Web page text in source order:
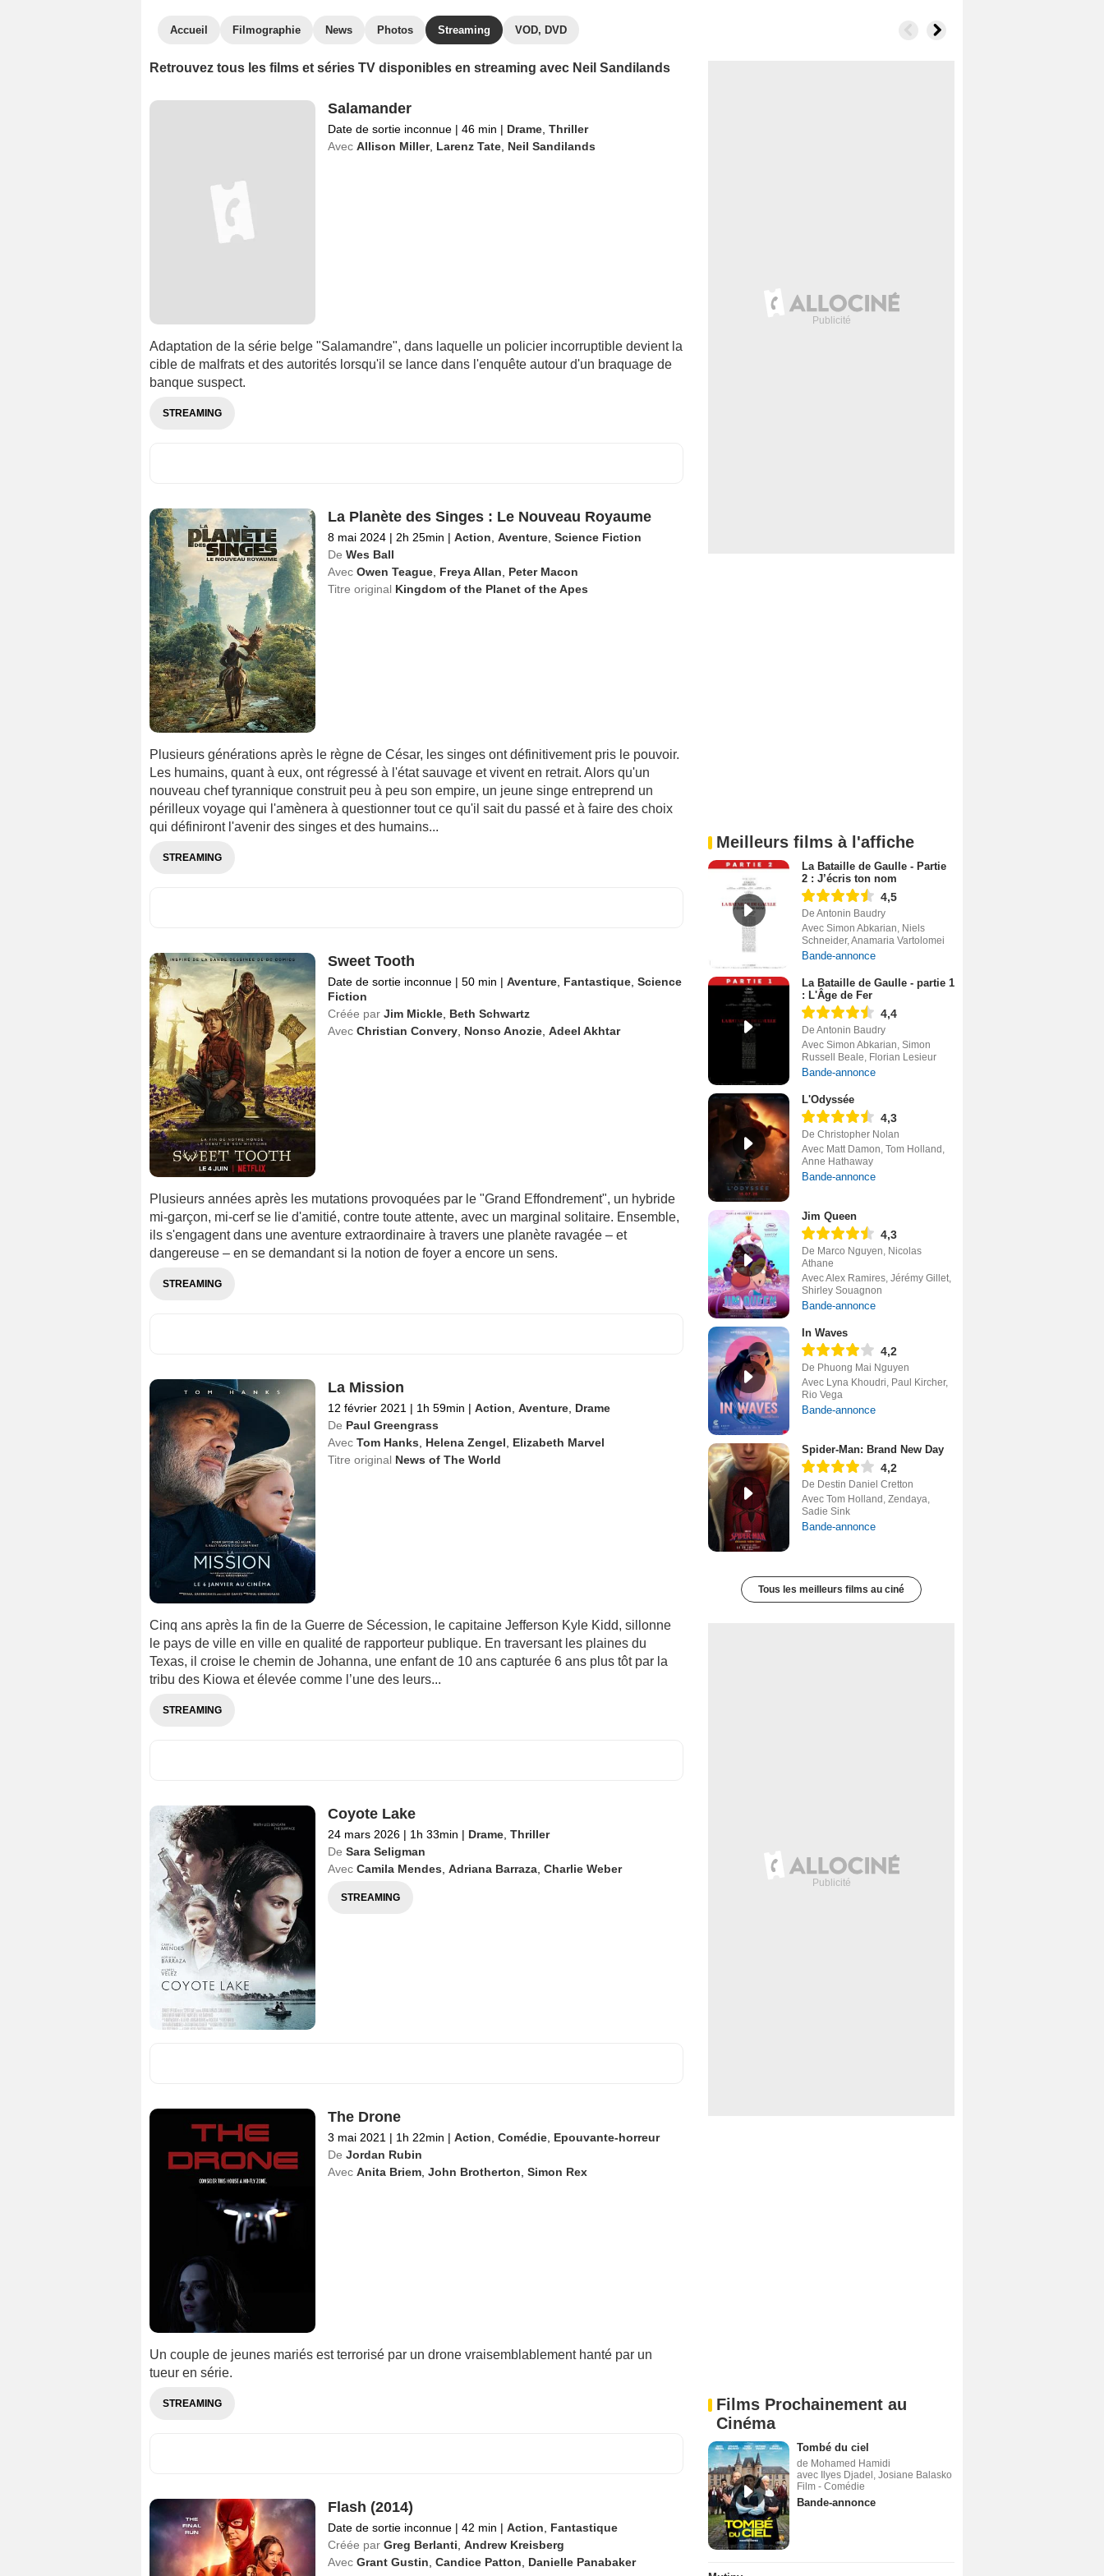
Accueil Filmographie News Photos Streaming VOD, DVD
Retrouvez tous les films et séries TV disponibles en streaming avec Neil Sandilands
Salamander
Date de sortie inconnue | 46 min | Drame, Thriller
Avec Allison Miller, Larenz Tate, Neil Sandilands
Adaptation de la série belge "Salamandre", dans laquelle un policier incorruptible devient la
cible de malfrats et des autorités lorsqu'il se lance dans l'enquête autour d'un braquage de
banque suspect.
STREAMING
La Planète des Singes : Le Nouveau Royaume
8 mai 2024 | 2h 25min | Action, Aventure, Science Fiction
De Wes Ball
Avec Owen Teague, Freya Allan, Peter Macon
Titre original Kingdom of the Planet of the Apes
Plusieurs générations après le règne de César, les singes ont définitivement pris le pouvoir.
Les humains, quant à eux, ont régressé à l'état sauvage et vivent en retrait. Alors qu'un
nouveau chef tyrannique construit peu à peu son empire, un jeune singe entreprend un
périlleux voyage qui l'amènera à questionner tout ce qu'il sait du passé et à faire des choix
qui définiront l'avenir des singes et des humains...
STREAMING
Sweet Tooth
Date de sortie inconnue | 50 min | Aventure, Fantastique, Science
Fiction
Créée par Jim Mickle, Beth Schwartz
Avec Christian Convery, Nonso Anozie, Adeel Akhtar
Plusieurs années après les mutations provoquées par le "Grand Effondrement", un hybride
mi-garçon, mi-cerf se lie d'amitié, contre toute attente, avec un marginal solitaire. Ensemble,
ils s'engagent dans une aventure extraordinaire à travers une planète ravagée – et
dangereuse – en se demandant si la notion de foyer a encore un sens.
STREAMING
La Mission
12 février 2021 | 1h 59min | Action, Aventure, Drame
De Paul Greengrass
Avec Tom Hanks, Helena Zengel, Elizabeth Marvel
Titre original News of The World
Cinq ans après la fin de la Guerre de Sécession, le capitaine Jefferson Kyle Kidd, sillonne
le pays de ville en ville en qualité de rapporteur publique. En traversant les plaines du
Texas, il croise le chemin de Johanna, une enfant de 10 ans capturée 6 ans plus tôt par la
tribu des Kiowa et élevée comme l’une des leurs...
STREAMING
Coyote Lake
24 mars 2026 | 1h 33min | Drame, Thriller
De Sara Seligman
Avec Camila Mendes, Adriana Barraza, Charlie Weber
STREAMING
The Drone
3 mai 2021 | 1h 22min | Action, Comédie, Epouvante-horreur
De Jordan Rubin
Avec Anita Briem, John Brotherton, Simon Rex
Un couple de jeunes mariés est terrorisé par un drone vraisemblablement hanté par un
tueur en série.
STREAMING
Flash (2014)
Date de sortie inconnue | 42 min | Action, Fantastique
Créée par Greg Berlanti, Andrew Kreisberg
Avec Grant Gustin, Candice Patton, Danielle Panabaker
Meilleurs films à l'affiche
La Bataille de Gaulle - Partie
2 : J’écris ton nom
4,5
De Antonin Baudry
Avec Simon Abkarian, Niels
Schneider, Anamaria Vartolomei
Bande-annonce
La Bataille de Gaulle - partie 1
: L'Âge de Fer
4,4
De Antonin Baudry
Avec Simon Abkarian, Simon
Russell Beale, Florian Lesieur
Bande-annonce
L'Odyssée
4,3
De Christopher Nolan
Avec Matt Damon, Tom Holland,
Anne Hathaway
Bande-annonce
Jim Queen
4,3
De Marco Nguyen, Nicolas
Athane
Avec Alex Ramires, Jérémy Gillet,
Shirley Souagnon
Bande-annonce
In Waves
4,2
De Phuong Mai Nguyen
Avec Lyna Khoudri, Paul Kircher,
Rio Vega
Bande-annonce
Spider-Man: Brand New Day
4,2
De Destin Daniel Cretton
Avec Tom Holland, Zendaya,
Sadie Sink
Bande-annonce
Tous les meilleurs films au ciné
Films Prochainement au
Cinéma
Tombé du ciel
de Mohamed Hamidi
avec Ilyes Djadel, Josiane Balasko
Film - Comédie
Bande-annonce